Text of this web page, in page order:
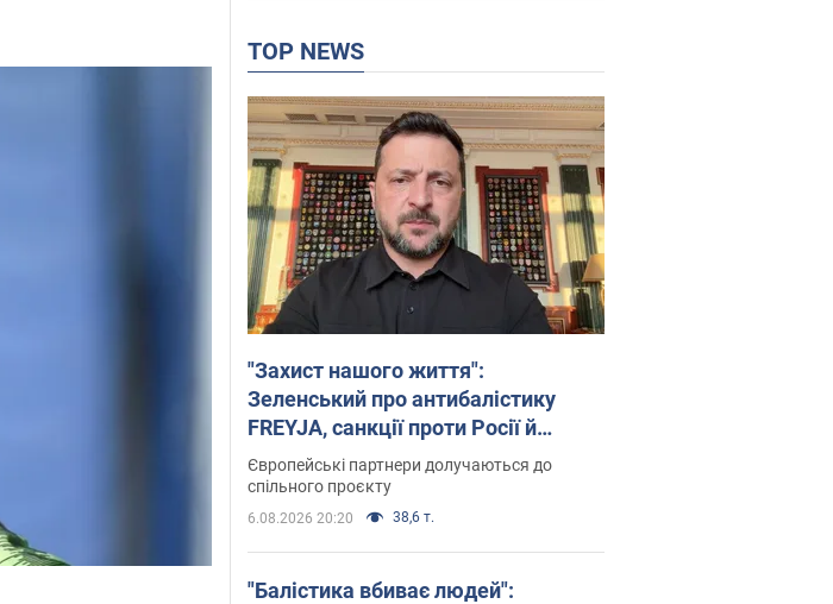
TOP NEWS
"Захист нашого життя":
Зеленський про антибалістику
FREYJA, санкції проти Росії й
підтримку аграріїв. Відео
Європейські партнери долучаються до
спільного проєкту
6.08.2026 20:20 38,6 т.
"Балістика вбиває людей":